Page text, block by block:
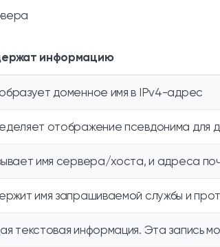
информацию
доменное имя в IPv4-адрес
отображение псевдонима для
имя сервера/хоста, и адреса
имя запрашиваемой службы и
текстовая информация. Эта запись